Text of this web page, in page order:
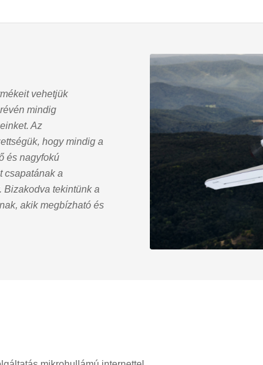
vehetjük
mindig
Az
hogy mindig a
és nagyfokú
csapatának a
. Bizakodva tekintünk a
akik megbízható és